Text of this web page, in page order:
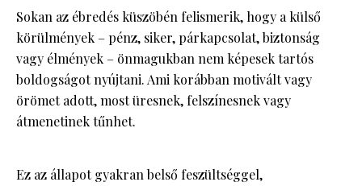
Sokan az ébredés küszöbén felismerik, hogy a külső
körülmények – pénz, siker, párkapcsolat, biztonság
vagy élmények – önmagukban nem képesek tartós
boldogságot nyújtani. Ami korábban motivált vagy
örömet adott, most üresnek, felszínesnek vagy
átmenetinek tűnhet.
Ez az állapot gyakran belső feszültséggel,